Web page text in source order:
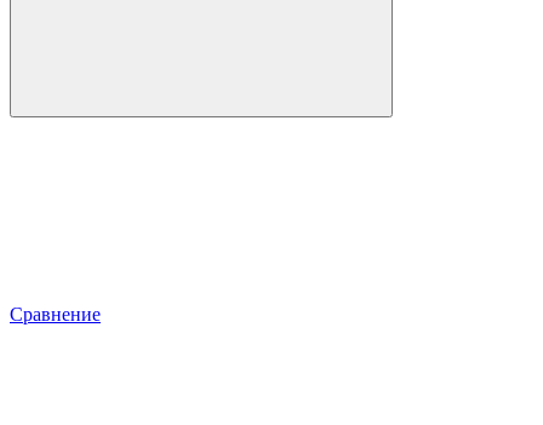
Сравнение